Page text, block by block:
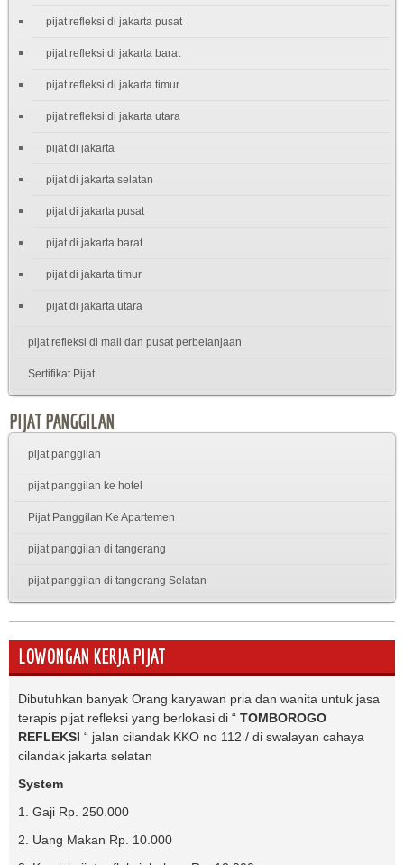
pijat refleksi di jakarta pusat
pijat refleksi di jakarta barat
pijat refleksi di jakarta timur
pijat refleksi di jakarta utara
pijat di jakarta
pijat di jakarta selatan
pijat di jakarta pusat
pijat di jakarta barat
pijat di jakarta timur
pijat di jakarta utara
pijat refleksi di mall dan pusat perbelanjaan
Sertifikat Pijat
PIJAT PANGGILAN
pijat panggilan
pijat panggilan ke hotel
Pijat Panggilan Ke Apartemen
pijat panggilan di tangerang
pijat panggilan di tangerang Selatan
LOWONGAN KERJA PIJAT
Dibutuhkan banyak Orang karyawan pria dan wanita untuk jasa
terapis pijat refleksi yang berlokasi di “ TOMBOROGO
REFLEKSI “ jalan cilandak KKO no 112 / di swalayan cahaya
cilandak jakarta selatan
System
1. Gaji Rp. 250.000
2. Uang Makan Rp. 10.000